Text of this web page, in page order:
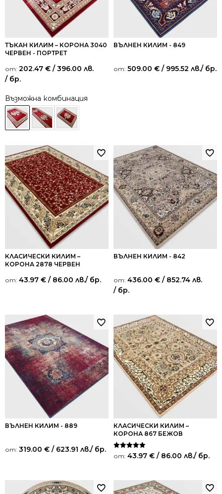
ТЪКАН КИЛИМ – КОРОНА 3040
ЧЕРВЕН - ПОРТРЕТ
от: 202.47 € / 396.00 лв.
/ бр.
Възможна комбинация
ВЪЛНЕН КИЛИМ - 849
от: 509.00 € / 995.52 лв./ бр.
КЛАСИЧЕСКИ КИЛИМ –
КОРОНА 2878 ЧЕРВЕН
от: 43.97 € / 86.00 лв./ бр.
ВЪЛНЕН КИЛИМ - 842
от: 436.00 € / 852.74 лв.
/ бр.
ВЪЛНЕН КИЛИМ - 889
от: 319.00 € / 623.91 лв./ бр.
КЛАСИЧЕСКИ КИЛИМ –
КОРОНА 867 БЕЖОВ
Оценено на
5.00
от: 43.97 € / 86.00 лв./ бр.